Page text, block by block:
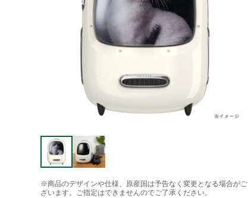
※商品のデザインや仕様、原産国は予告なく変更となる場合がご
ざいます。ご指定はできませんのでご了承ください。